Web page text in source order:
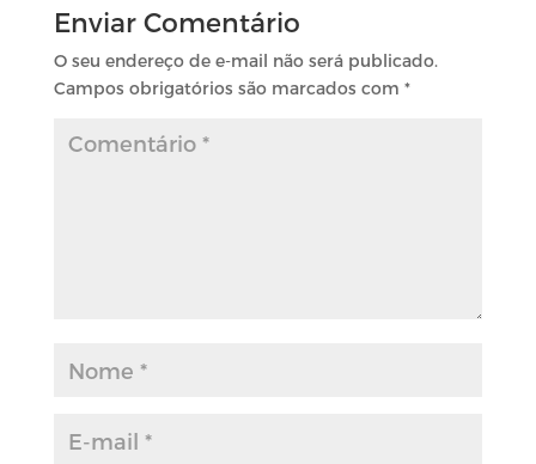
Enviar Comentário
O seu endereço de e-mail não será publicado.
Campos obrigatórios são marcados com *